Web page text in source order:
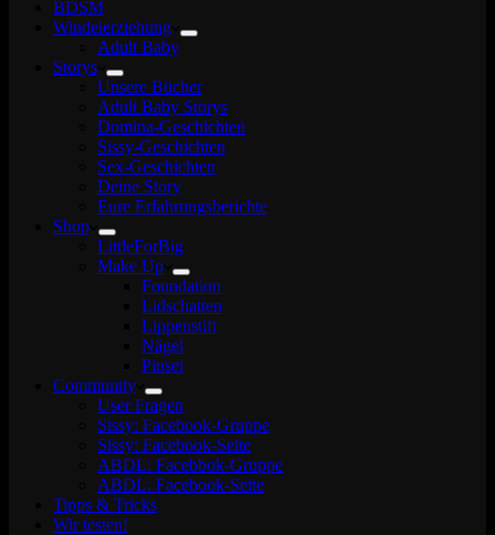
BDSM
Windelerziehung
Adult Baby
Storys
Unsere Bücher
Adult Baby Storys
Domina-Geschichten
Sissy-Geschichten
Sex-Geschichten
Deine Story
Eure Erfahrungsberichte
Shop
LittleForBig
Make Up
Foundation
Lidschatten
Lippenstift
Nägel
Pinsel
Community
User Fragen
Sissy: Facebook-Gruppe
Sissy: Facebook-Seite
ABDL: Facebbok-Gruppe
ABDL: Facebook-Seite
Tipps & Tricks
Wir testen!